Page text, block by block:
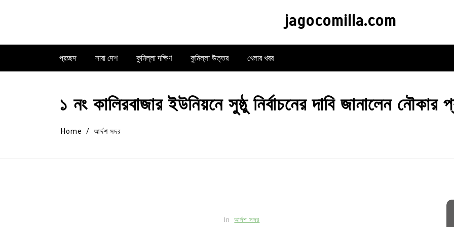
jagocomilla.com
প্রচ্ছদ সারা দেশ কুমিল্লা দক্ষিণ কুমিল্লা উত্তর খেলার খবর
১ নং কালিরবাজার ইউনিয়নে সুষ্ঠু নির্বাচনের দাবি জানালেন নৌকার
Home আর্দশ সদর
In আর্দশ সদর